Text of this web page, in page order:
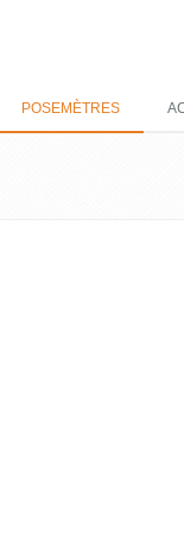
POSEMÈTRES